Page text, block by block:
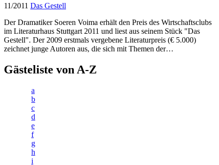
11/2011 Das Gestell
Der Dramatiker Soeren Voima erhält den Preis des Wirtschaftsclubs
im Literaturhaus Stuttgart 2011 und liest aus seinem Stück "Das
Gestell". Der 2009 erstmals vergebene Literaturpreis (€ 5.000)
zeichnet junge Autoren aus, die sich mit Themen der…
Gästeliste von A-Z
a
b
c
d
e
f
g
h
i